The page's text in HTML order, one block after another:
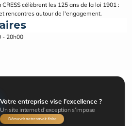
célèbrent les 125 ans de la loi 1901 :
rencontres autour de l'engagement.
- 20h00
Votre entreprise vise l’excellence ?
Un site internet d’exception s’impose
Découvrir notre savoir-faire